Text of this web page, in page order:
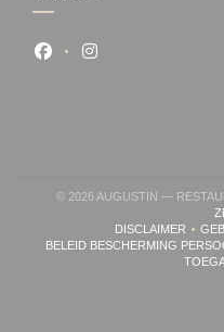
Facebook ((opent in
Instagram
© 2026 AUGUSTIN —
DISCLAIMER((OPENT IN
BELEID BESCHERMING